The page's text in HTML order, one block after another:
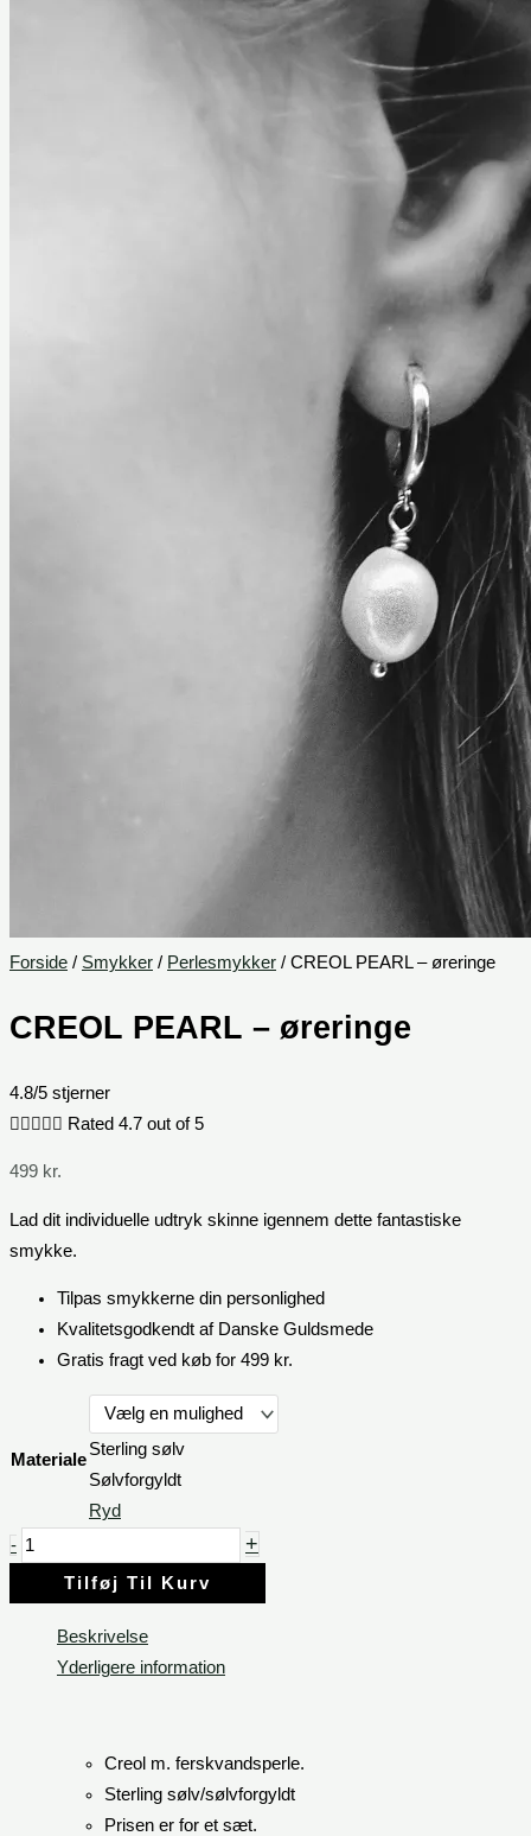
Forside / Smykker / Perlesmykker / CREOL PEARL – øreringe
CREOL PEARL – øreringe
4.8/5 stjerner
     Rated 4.7 out of 5
499 kr.
Lad dit individuelle udtryk skinne igennem dette fantastiske
smykke.
Tilpas smykkerne din personlighed
Kvalitetsgodkendt af Danske Guldsmede
Gratis fragt ved køb for 499 kr.
Materiale
Sterling sølv
Sølvforgyldt
Ryd
-
+
Tilføj Til Kurv
Beskrivelse
Yderligere information
Creol m. ferskvandsperle.
Sterling sølv/sølvforgyldt
Prisen er for et sæt.